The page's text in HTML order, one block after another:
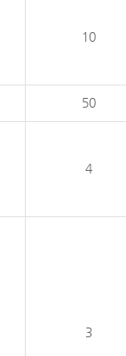
10
50
4
3